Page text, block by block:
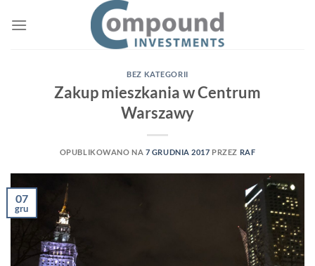
BEZ KATEGORII
Zakup mieszkania w Centrum
Warszawy
OPUBLIKOWANO NA 7 GRUDNIA 2017 PRZEZ RAF
07
gru